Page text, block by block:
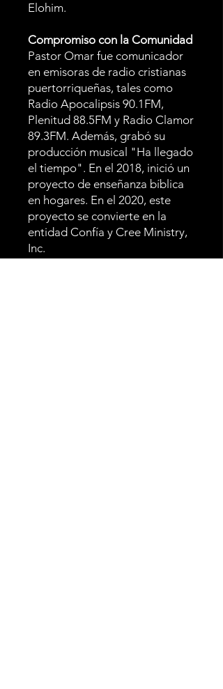
Elohim.
Compromiso con la Comunidad
Pastor Omar fue comunicador
en emisoras de radio cristianas
puertorriqueñas, tales como
Radio Apocalipsis 90.1FM,
Plenitud 88.5FM y Radio Clamor
89.3FM. Además, grabó su
producción musical "Ha llegado
el tiempo". En el 2018, inició un
proyecto de enseñanza bíblica
en hogares. En el 2020, este
proyecto se convierte en la
entidad Confía y Cree Ministry,
Inc.